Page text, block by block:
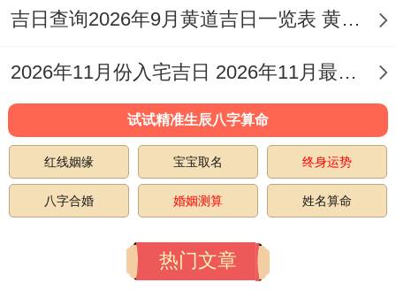
吉日查询2026年9月黄道吉日一览表 黄历2026年9月16黄道吉日查询
2026年11月份入宅吉日 2026年11月最佳的入宅吉日
试试精准生辰八字算命
红线姻缘 宝宝取名 终身运势
八字合婚 婚姻测算 姓名算命
热门文章